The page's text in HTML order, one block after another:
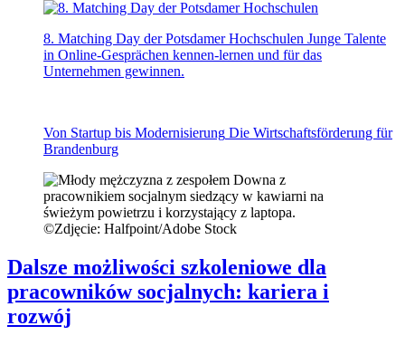
8. Matching Day der Potsdamer Hochschulen Junge Talente
in Online-Gesprächen kennen-lernen und für das
Unternehmen gewinnen.
Von Startup bis Modernisierung Die Wirtschaftsförderung für
Brandenburg
©Zdjęcie: Halfpoint/Adobe Stock
Dalsze możliwości szkoleniowe dla
pracowników socjalnych: kariera i
rozwój